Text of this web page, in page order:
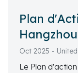
Plan
l’Homme
UNESCO)
Oct 2025 - United Nations Educational, Scientific and
Cultural
Le Plan